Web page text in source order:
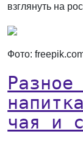
взглянуть на
Фото:
чая и